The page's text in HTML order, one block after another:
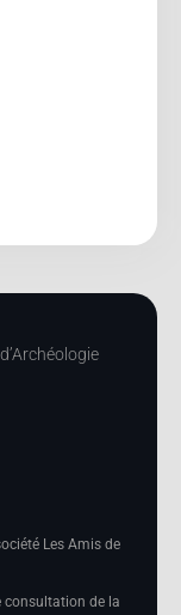
Les Amis de
consultation de la